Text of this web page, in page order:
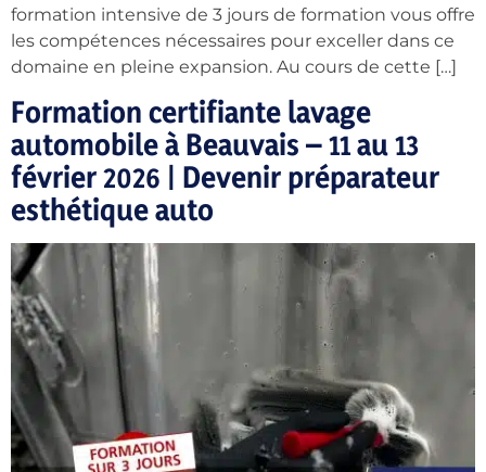
formation intensive de 3 jours de formation vous offre
les compétences nécessaires pour exceller dans ce
domaine en pleine expansion. Au cours de cette […]
Formation certifiante lavage
automobile à Beauvais – 11 au 13
février 2026 | Devenir préparateur
esthétique auto